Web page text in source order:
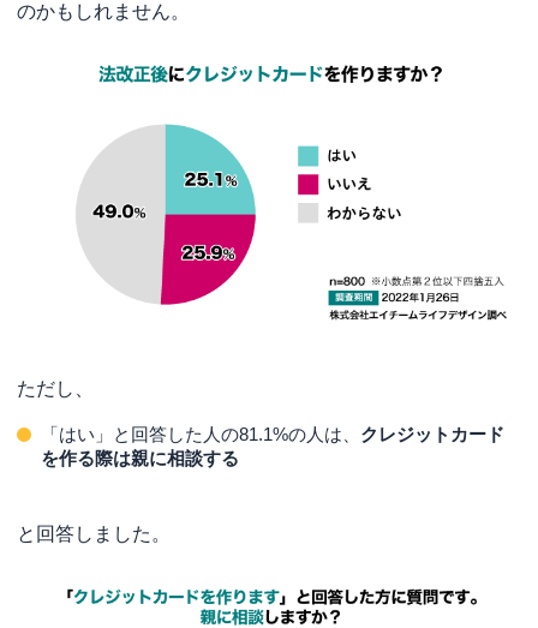
のかもしれません。
ただし、
「はい」と回答した人の81.1%の人は、 クレジットカード
を作る際は親に相談する
と回答しました。